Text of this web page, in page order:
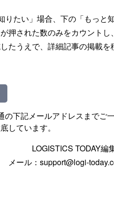
たい」場合、下の「もっと
押された数のみをカウントし、
たうえで、詳細記事の掲載を
下記メールアドレスまでご
しています。
LOGISTICS TODAY編
メール：support@logi-